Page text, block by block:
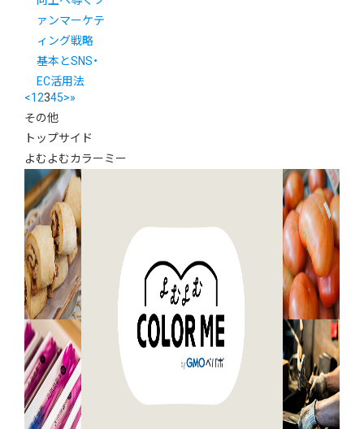
ァンマーケテ
ィング戦略
基本とSNS・
EC活用法
<12345>»
その他
トップサイド
よむよむカラーミー